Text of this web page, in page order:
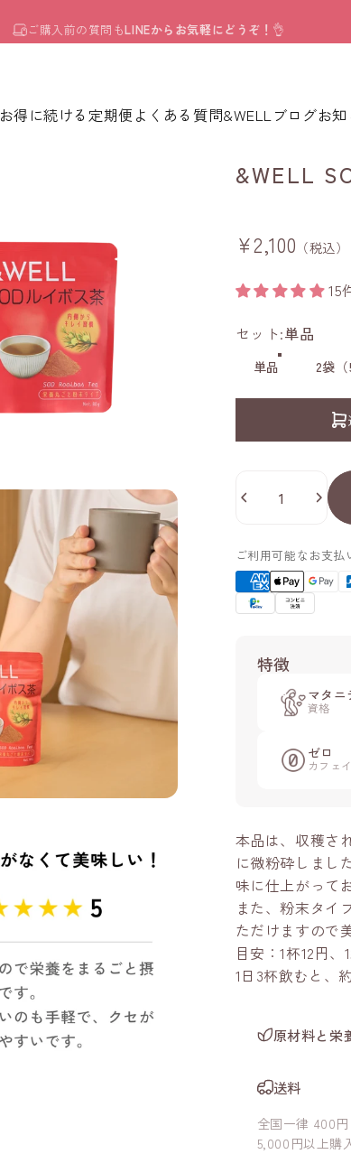
LINE登録で20%OFFクーポンプレゼント中！
お得に続ける定期便 よくある質問&WELLブログお
&WELL
¥2,100 （税込）
15
セット
セット:単品
単品 2袋（
ご利用可能なお支払
特徴
マタニ
資格
ゼロ
カフェ
本品は、収穫さ
に微粉砕しまし
味に仕上がって
また、粉末タイ
ただけますので
目安：1杯12円
1日3杯飲むと、
原材料と栄
送料
全国一律 400円
5,000円以上購